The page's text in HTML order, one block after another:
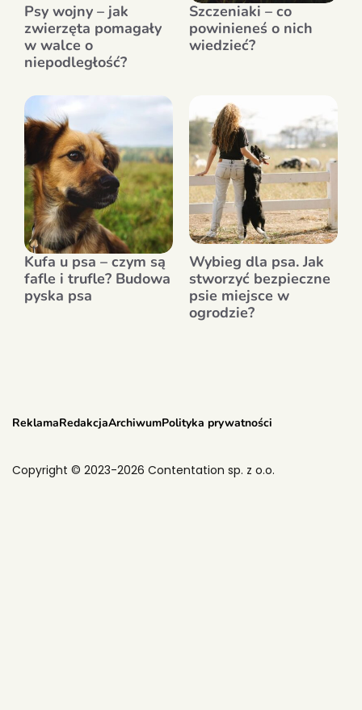
Psy wojny – jak
zwierzęta pomagały
w walce o
niepodległość?
Szczeniaki – co
powinieneś o nich
wiedzieć?
Kufa u psa – czym są
fafle i trufle? Budowa
pyska psa
Wybieg dla psa. Jak
stworzyć bezpieczne
psie miejsce w
ogrodzie?
ReklamaRedakcjaArchiwumPolityka prywatności
Copyright © 2023-2026 Contentation sp. z o.o.